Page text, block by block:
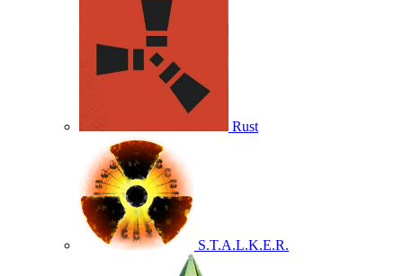
Rust
S.T.A.L.K.E.R.